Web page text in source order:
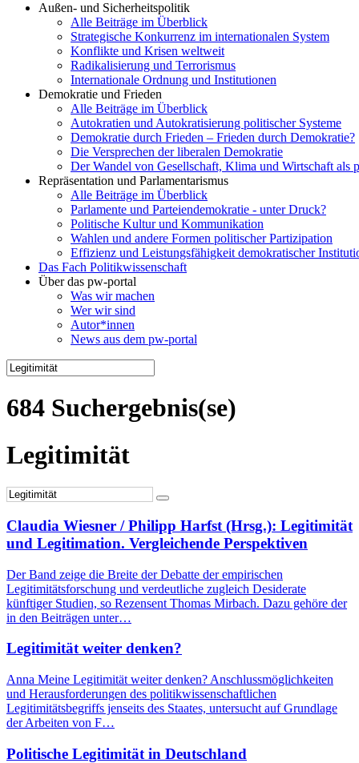
Außen- und Sicherheitspolitik
Alle Beiträge im Überblick
Strategische Konkurrenz im internationalen System
Konflikte und Krisen weltweit
Radikalisierung und Terrorismus
Internationale Ordnung und Institutionen
Demokratie und Frieden
Alle Beiträge im Überblick
Autokratien und Autokratisierung politischer Systeme
Demokratie durch Frieden – Frieden durch Demokratie?
Die Versprechen der liberalen Demokratie
Der Wandel von Gesellschaft, Klima und Wirtschaft als
Repräsentation und Parlamentarismus
Alle Beiträge im Überblick
Parlamente und Parteiendemokratie - unter Druck?
Politische Kultur und Kommunikation
Wahlen und andere Formen politischer Partizipation
Effizienz und Leistungsfähigkeit demokratischer
Das Fach Politikwissenschaft
Über das pw-portal
Was wir machen
Wer wir sind
Autor*innen
News aus dem pw-portal
684 Suchergebnis(se)
Legitimität
Claudia Wiesner / Philipp Harfst (Hrsg.): Legitimität
und Legitimation. Vergleichende Perspektiven
Der Band zeige die Breite der Debatte der empirischen
Legitimitätsforschung und verdeutliche zugleich Desiderate
künftiger Studien, so Rezensent Thomas Mirbach. Dazu gehöre der
in den Beiträgen unter…
Legitimität weiter denken?
Anna Meine Legitimität weiter denken? Anschlussmöglichkeiten
und Herausforderungen des politikwissenschaftlichen
Legitimitätsbegriffs jenseits des Staates, untersucht auf Grundlage
der Arbeiten von F…
Politische Legitimität in Deutschland